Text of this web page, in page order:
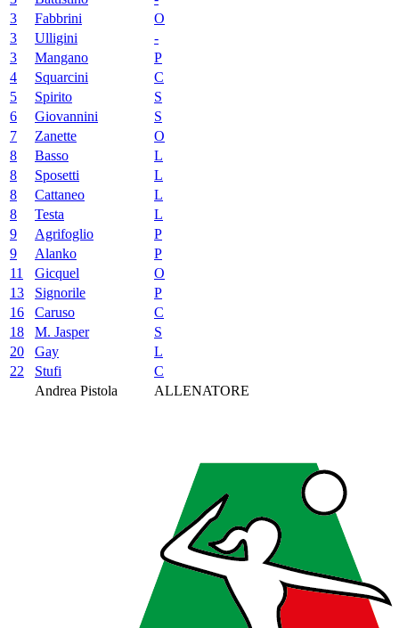
3
Fabbrini
O
3
Ulligini
-
3
Mangano
P
4
Squarcini
C
5
Spirito
S
6
Giovannini
S
7
Zanette
O
8
Basso
L
8
Sposetti
L
8
Cattaneo
L
8
Testa
L
9
Agrifoglio
P
9
Alanko
P
11
Gicquel
O
13
Signorile
P
16
Caruso
C
18
M. Jasper
S
20
Gay
L
22
Stufi
C
Andrea Pistola
ALLENATORE